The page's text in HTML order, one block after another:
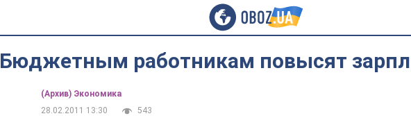
Бюджетным работникам повысят
(Архив) Экономика
28.02.2011 13:30
543